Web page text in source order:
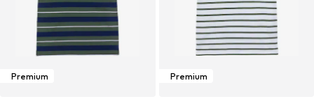
Premium Premium